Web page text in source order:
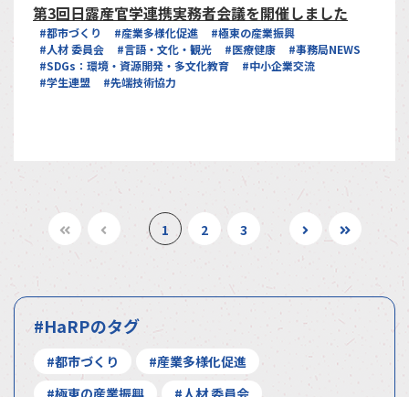
第3回日露産官学連携実務者会議を開催しました
#都市づくり #産業多様化促進
#極東の産業振興
#人材 委員会
#言語・文化・観光 #医療健康
#事務局NEWS
#SDGs：環境・資源開発・多文化教育
#中小企業交流
#学生連盟
#先端技術協力
1 2 3
#HaRPのタグ
#都市づくり
#産業多様化促進
#極東の産業振興
#人材 委員会